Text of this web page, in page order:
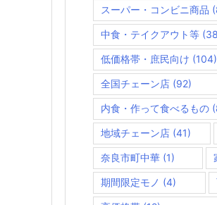
スーパー・コンビニ商品
中食・テイクアウト等
低価格帯・庶民向け (104)
全国チェーン店 (92)
内食・作って食べるもの
地域チェーン店 (41)
奈良市町中華 (1)
期間限定モノ (4)